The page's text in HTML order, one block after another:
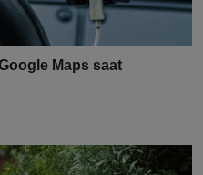
Maps saat